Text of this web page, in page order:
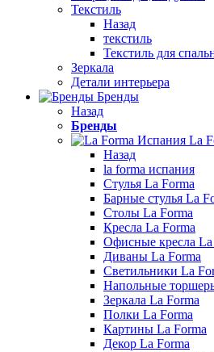
Текстиль
Назад
текстиль
Текстиль для
Зеркала
Детали интерьера
Бренды
Назад
Бренды
La
Назад
la forma испания
Стулья La Forma
Барные стулья La
Столы La Forma
Кресла La Forma
Офисные кресла La
Диваны La Forma
Светильники La
Напольные
Зеркала La Forma
Полки La Forma
Картины La Forma
Декор La Forma